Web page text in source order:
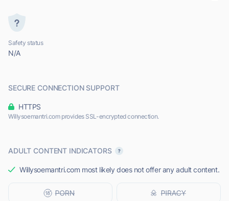
Safety status
N/A
SECURE CONNECTION SUPPORT
HTTPS
Willysoemantri.com provides SSL-encrypted connection.
ADULT CONTENT INDICATORS
Willysoemantri.com most likely does not offer any adult content.